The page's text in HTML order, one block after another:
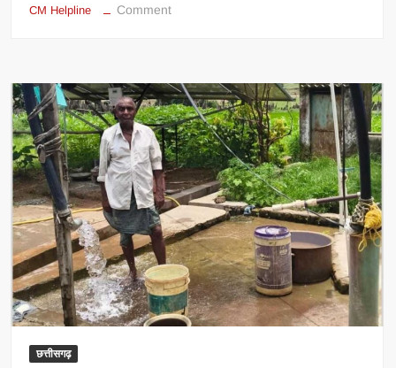
CM Helpline Commenton
हेल्पलाइन
प्रकरणों
का
समय
सीमा
में
हो
निराकरण
–
सीईओ
जिला
पंचायत
छत्तीसगढ़